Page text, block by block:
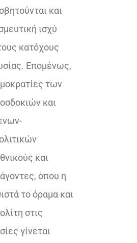
και
ισχύ
κατόχους
Επομένως,
των
και
και
όπου η
το όραμα και
στις
γίνεται